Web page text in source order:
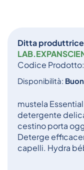
Ditta
Codice Prodotto:
Disponibilità:
mustela
detergente
cestino porta
Deterge
capelli. Hydra